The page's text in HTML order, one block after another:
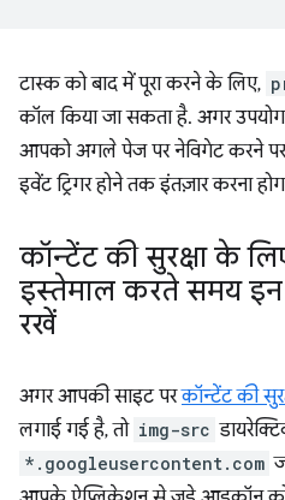
टास्क को बाद में पूरा करने के लिए,
कॉल किया जा सकता है. अगर
आपको अगले पेज पर नेविगेट करने
इवेंट ट्रिगर होने तक इंतज़ार करना
कॉन्टेंट की सुरक्षा के
इस्तेमाल करते समय इन
रखें
अगर आपकी साइट परकॉन्टेंट की
लगाई गई है, तो img-src
*.googleusercontent.com